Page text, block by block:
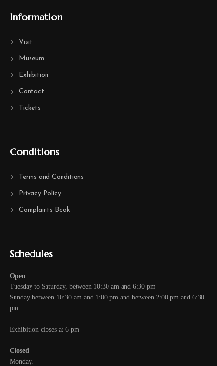
Information
Visit
Museum
Exhibition
Contact
Tickets
Conditions
Terms and Conditions
Privacy Policy
Complaints Book
Schedules
Open
Tuesday to Saturday, between 10:30 am and 6:30 pm
Sunday between 10:30 am and 1:00 pm and between 2:00 pm and 6:30
pm
Exhibition closes at 6 pm
Closed
Monday.